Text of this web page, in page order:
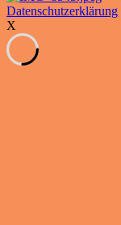
Datenschutzerklärung
X